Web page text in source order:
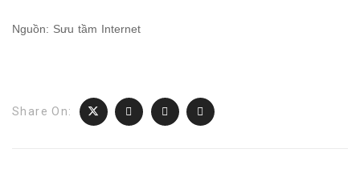
Nguồn: Sưu tầm Internet
Share On: